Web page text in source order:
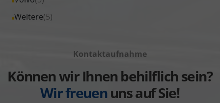
Toyota
anzeigen
Volkswagen
Fahrzeuge
Weitere(5)
Alle
anzeigen
Kontaktaufnahme
Können wir Ihnen behilflich sein?
Wir freuenuns auf Sie!